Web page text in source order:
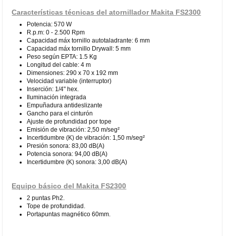
Características técnicas del atornillador Makita FS2300
Potencia: 570 W
R.p.m: 0 - 2.500 Rpm
Capacidad máx tornillo autotaladrante: 6 mm
Capacidad máx tornillo Drywall: 5 mm
Peso según EPTA: 1.5 Kg
Longitud del cable: 4 m
Dimensiones: 290 x 70 x 192 mm
Velocidad variable (interruptor)
Inserción: 1/4" hex.
Iluminación integrada
Empuñadura antideslizante
Gancho para el cinturón
Ajuste de profundidad por tope
Emisión de vibración: 2,50 m/seg²
Incertidumbre (K) de vibración: 1,50 m/seg²
Presión sonora: 83,00 dB(A)
Potencia sonora: 94,00 dB(A)
Incertidumbre (K) sonora: 3,00 dB(A)
Equipo básico del Makita FS2300
2 puntas Ph2.
Tope de profundidad.
Portapuntas magnético 60mm.